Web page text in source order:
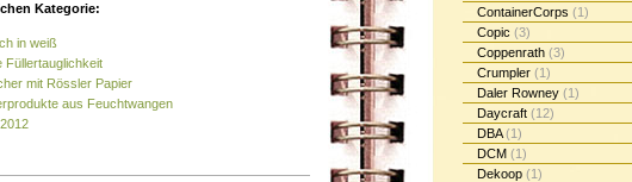
Kategorie:
in weiß
Füllertauglichkeit
mit Rössler Papier
aus Feuchtwangen
ContainerCorps (1)
Copic (3)
Coppenrath (3)
Crumpler (1)
Daler Rowney (1)
Daycraft (12)
DBA(1)
DCM (1)
Dekoop (1)